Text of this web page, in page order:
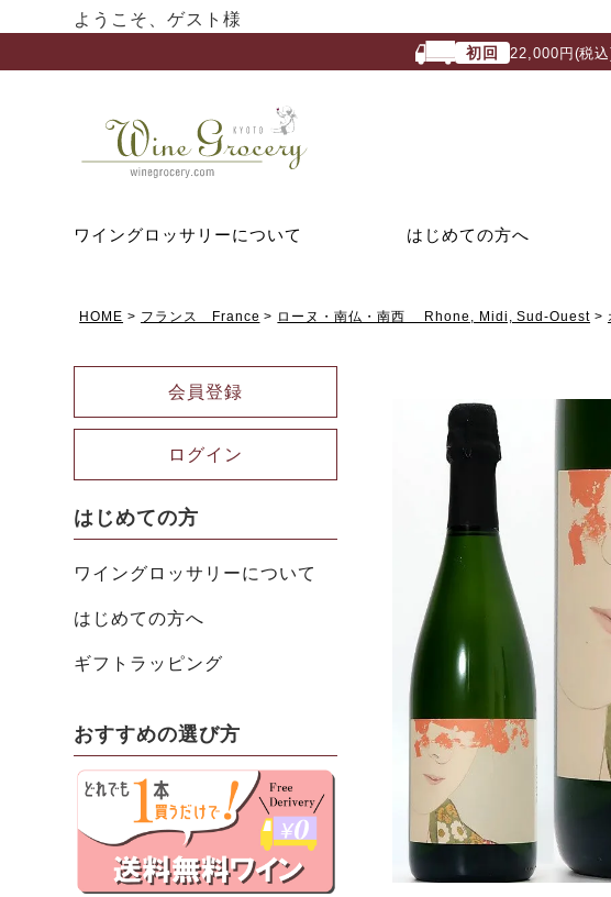
ようこそ、ゲスト様
初回 22,000円(税
ワイングロッサリーについて はじめての方へ
HOME フランス France ローヌ・南仏・南西 Rhone, Midi, Sud-Ouest
会員登録
ログイン
はじめての方
ワイングロッサリーについて
はじめての方へ
ギフトラッピング
おすすめの選び方